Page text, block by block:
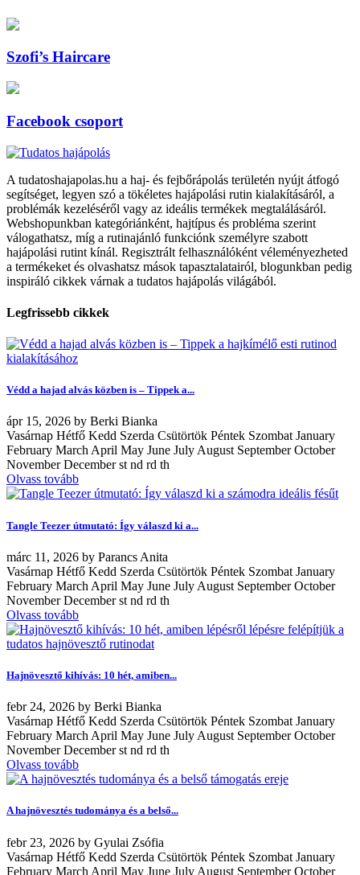
Szofi’s Haircare
Facebook csoport
A tudatoshajapolas.hu a haj- és fejbőrápolás területén nyújt átfogó
segítséget, legyen szó a tökéletes hajápolási rutin kialakításáról, a
problémák kezeléséről vagy az ideális termékek megtalálásáról.
Webshopunkban kategóriánként, hajtípus és probléma szerint
válogathatsz, míg a rutinajánló funkciónk személyre szabott
hajápolási rutint kínál. Regisztrált felhasználóként véleményezheted
a termékeket és olvashatsz mások tapasztalatairól, blogunkban pedig
inspiráló cikkek várnak a tudatos hajápolás világából.
Legfrissebb cikkek
Védd a hajad alvás közben is – Tippek a...
ápr 15, 2026 by Berki Bianka
Vasárnap Hétfő Kedd Szerda Csütörtök Péntek Szombat January
February March April May June July August September October
November December st nd rd th
Olvass tovább
Tangle Teezer útmutató: Így válaszd ki a...
márc 11, 2026 by Parancs Anita
Vasárnap Hétfő Kedd Szerda Csütörtök Péntek Szombat January
February March April May June July August September October
November December st nd rd th
Olvass tovább
Hajnövesztő kihívás: 10 hét, amiben...
febr 24, 2026 by Berki Bianka
Vasárnap Hétfő Kedd Szerda Csütörtök Péntek Szombat January
February March April May June July August September October
November December st nd rd th
Olvass tovább
A hajnövesztés tudománya és a belső...
febr 23, 2026 by Gyulai Zsófia
Vasárnap Hétfő Kedd Szerda Csütörtök Péntek Szombat January
February March April May June July August September October